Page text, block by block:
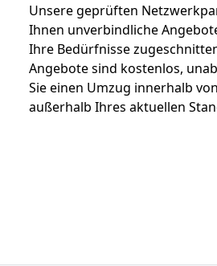
Unsere geprüften
Ihnen unverbindliche
Ihre Bedürfnisse
Angebote sind kostenlos,
Sie einen Umzug innerhalb
außerhalb Ihres aktuellen